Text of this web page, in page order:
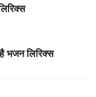
भजन लिरिक्स